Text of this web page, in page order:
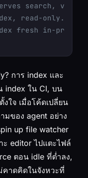
search,
read-only. No
fresh in-
การ index และ
index ใน CI, บน
ใจ เมื่อโค้ดเปลี่ยน
มของ agent อย่าง
up file watcher
editor ไปแตะไฟล์
ตอน idle ที่ต่ำลง,
าดคิดในจังหวะที่